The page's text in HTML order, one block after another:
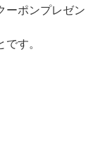
ーポンプレゼン
す。